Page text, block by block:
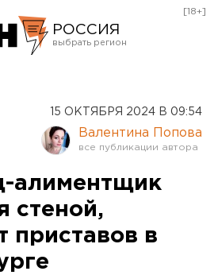
РОССИЯ
Курган
Оренбург
[18+]
15 ОКТЯБРЯ 2024 В 09:54
Валентина Попова
алиментщик
стеной,
приставов в